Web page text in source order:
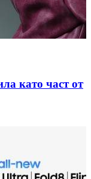
като част от